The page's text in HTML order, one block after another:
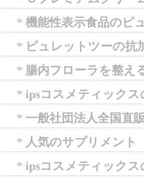
* 機能性表示食品のピ
* ピュレットツーの抗
* 腸内フローラを整え
* ipsコスメティック
* 一般社団法人全国直
* 人気のサプリメント
* ipsコスメティック